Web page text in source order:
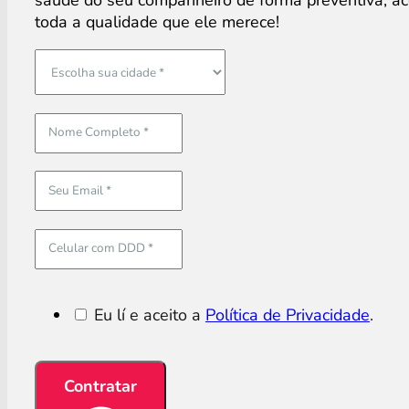
toda a qualidade que ele merece!
Eu lí e aceito a Política de Privacidade.
Contratar